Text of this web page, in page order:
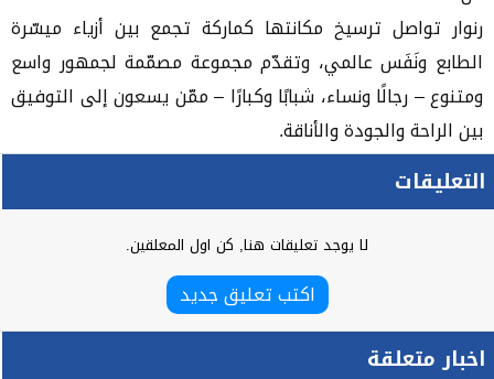
رنوار تواصل ترسيخ مكانتها كماركة تجمع بين أزياء ميسّرة
الطابع ونَفَس عالمي، وتقدّم مجموعة مصمّمة لجمهور واسع
ومتنوع – رجالًا ونساء، شبابًا وكبارًا – ممّن يسعون إلى التوفيق
بين الراحة والجودة والأناقة.
التعليقات
لا يوجد تعليقات هنا, كن اول المعلقين.
اكتب تعليق جديد
اخبار متعلقة